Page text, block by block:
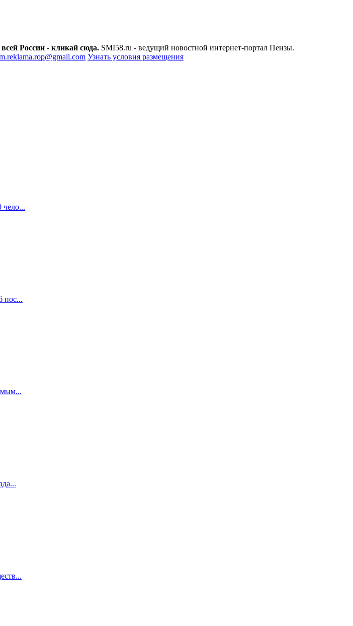
России - кликай сюда. SMI58.ru - ведущий новостной интернет-портал Пензы.
Узнать условия размещения
пос...